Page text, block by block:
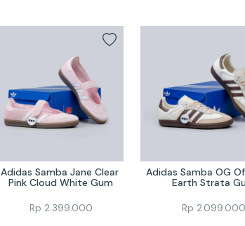
Adidas Samba Jane Clear
Pink Cloud White Gum
Rp 2.399.000
Adidas Samba OG
Earth Strata
Rp 2.099.000